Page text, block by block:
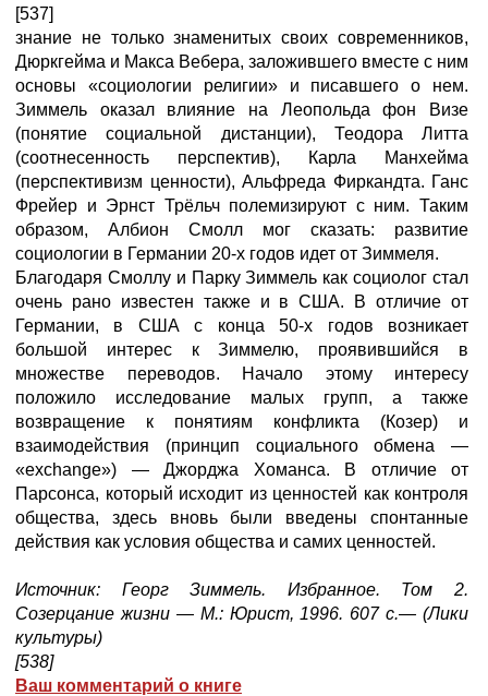
[537]
знание не только знаменитых своих современников,
Дюркгейма и Макса Вебера, заложившего вместе с ним
основы «социологии религии» и писавшего о нем.
Зиммель оказал влияние на Леопольда фон Визе
(понятие социальной дистанции), Теодора Литта
(соотнесенность перспектив), Карла Манхейма
(перспективизм ценности), Альфреда Фиркандта. Ганс
Фрейер и Эрнст Трёльч полемизируют с ним. Таким
образом, Албион Смолл мог сказать: развитие
социологии в Германии 20-х годов идет от Зиммеля.
Благодаря Смоллу и Парку Зиммель как социолог стал
очень рано известен также и в США. В отличие от
Германии, в США с конца 50-х годов возникает
большой интерес к Зиммелю, проявившийся в
множестве переводов. Начало этому интересу
положило исследование малых групп, а также
возвращение к понятиям конфликта (Козер) и
взаимодействия (принцип социального обмена —
«exchange») — Джорджа Хоманса. В отличие от
Парсонса, который исходит из ценностей как контроля
общества, здесь вновь были введены спонтанные
действия как условия общества и самих ценностей.
Источник: Георг Зиммель. Избранное. Том 2.
Созерцание жизни — М.: Юрист, 1996. 607 с.— (Лики
культуры)
[538]
Ваш комментарий о книге